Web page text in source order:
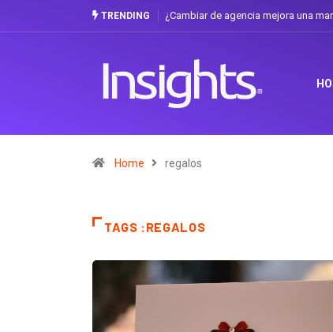
TRENDING ¿Cambiar de agencia mejora una
Home regalos
TAGS :REGALOS